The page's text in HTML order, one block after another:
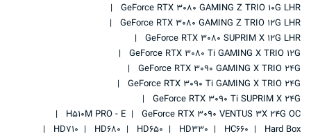
GeForce RTX 3080 GAMING Z TRIO 10G LHR
GeForce RTX 3080 GAMING Z TRIO 12G LHR
GeForce RTX 3080 SUPRIM X 12G LHR
GeForce RTX 3080 Ti GAMING X TRIO 12G
GeForce RTX 3090 GAMING X TRIO 24G
GeForce RTX 3090 Ti GAMING X TRIO 24G
GeForce RTX 3090 Ti SUPRIM X 24G
GeForce RTX 3090 VENTUS 3X 24G OC
H510M PRO - E
Hard Box
HC660
HD330
HD650
HD680
HD710